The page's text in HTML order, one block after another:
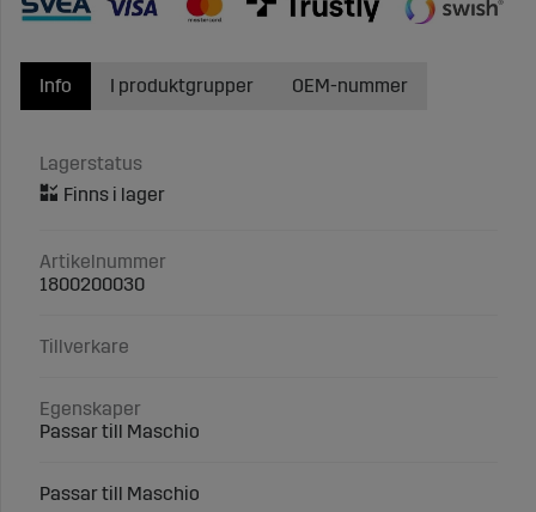
Info
Lagerstatus
Artikelnummer
1800200030
Tillverkare
Egenskaper
Passar till Maschio
Passar till Maschio
I produktgrupper OEM-nummer